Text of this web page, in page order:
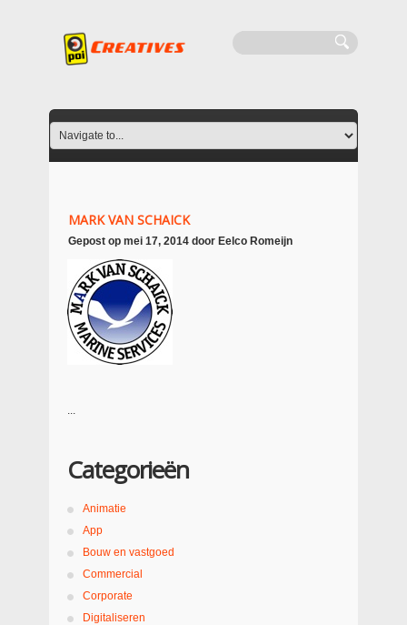
MARK VAN SCHAICK
Gepost op mei 17, 2014 door Eelco Romeijn
...
Categorieën
Animatie
App
Bouw en vastgoed
Commercial
Corporate
Digitaliseren